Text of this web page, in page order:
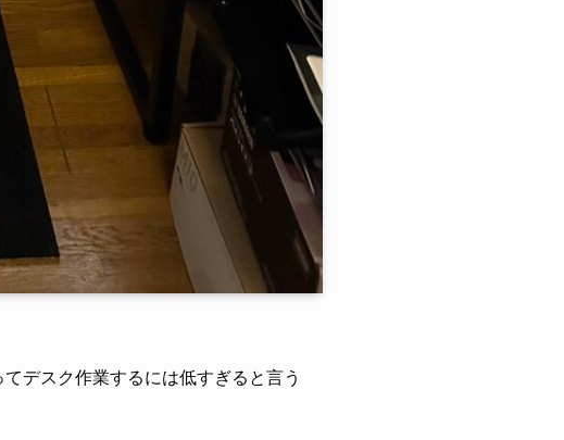
デスク作業するには低すぎると言う